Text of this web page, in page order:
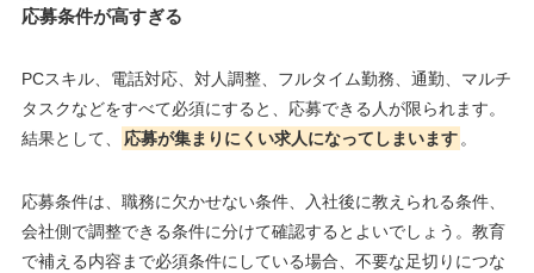
応募条件が高すぎる
PCスキル、電話対応、対人調整、フルタイム勤務、通勤、マルチ
タスクなどをすべて必須にすると、応募できる人が限られます。
結果として、
応募が集まりにくい求人になってしまいます。
応募条件は、職務に欠かせない条件、入社後に教えられる条件、
会社側で調整できる条件に分けて確認するとよいでしょう。教育
で補える内容まで必須条件にしている場合、不要な足切りにつな